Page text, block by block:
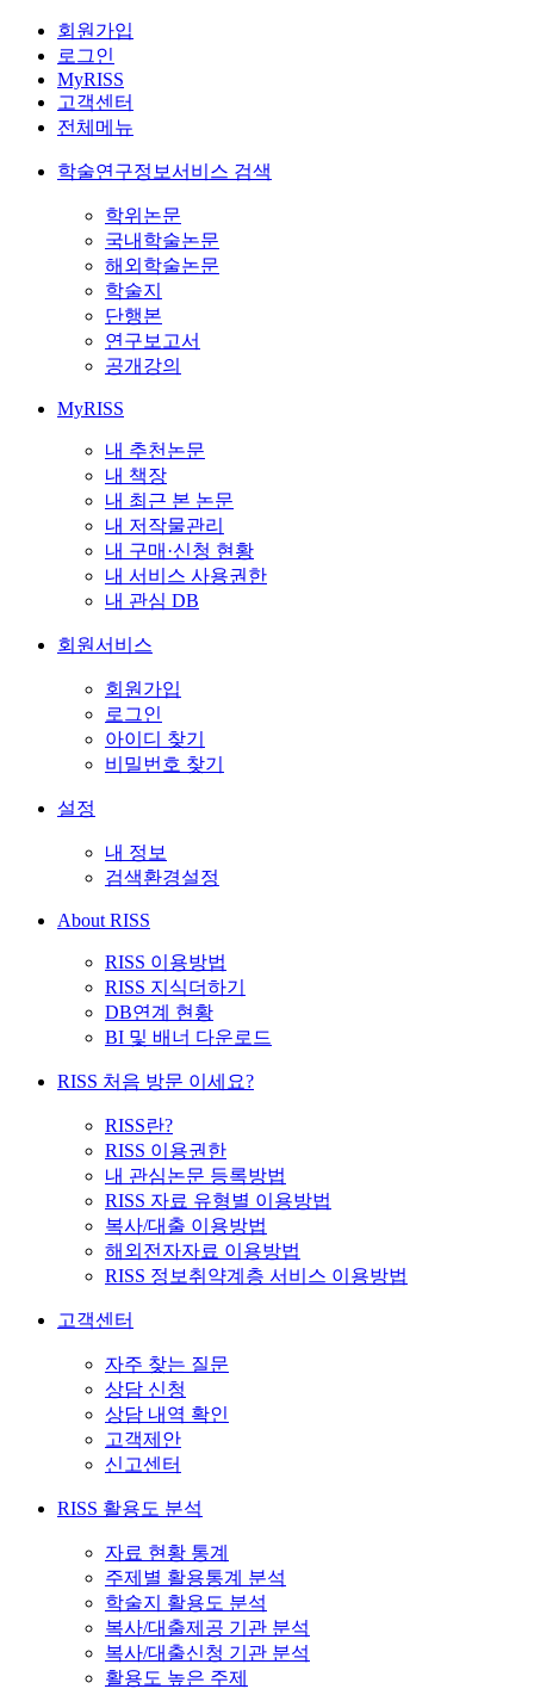
회원가입
로그인
MyRISS
고객센터
전체메뉴
학술연구정보서비스 검색
학위논문
국내학술논문
해외학술논문
학술지
단행본
연구보고서
공개강의
MyRISS
내 추천논문
내 책장
내 최근 본 논문
내 저작물관리
내 구매·신청 현황
내 서비스 사용권한
내 관심 DB
회원서비스
회원가입
로그인
아이디 찾기
비밀번호 찾기
설정
내 정보
검색환경설정
About RISS
RISS 이용방법
RISS 지식더하기
DB연계 현황
BI 및 배너 다운로드
RISS 처음 방문 이세요?
RISS란?
RISS 이용권한
내 관심논문 등록방법
RISS 자료 유형별 이용방법
복사/대출 이용방법
해외전자자료 이용방법
RISS 정보취약계층 서비스 이용방법
고객센터
자주 찾는 질문
상담 신청
상담 내역 확인
고객제안
신고센터
RISS 활용도 분석
자료 현황 통계
주제별 활용통계 분석
학술지 활용도 분석
복사/대출제공 기관 분석
복사/대출신청 기관 분석
활용도 높은 주제